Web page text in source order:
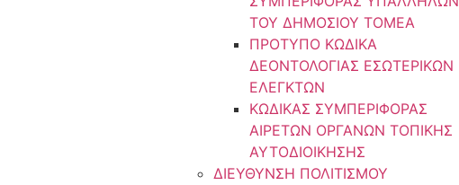
ΤΟΥ ΔΗΜΟΣΙΟΥ ΤΟΜΕΑ
ΠΡΟΤΥΠΟ ΚΩΔΙΚΑ
ΔΕΟΝΤΟΛΟΓΙΑΣ ΕΣΩΤΕΡΙΚΩΝ
ΕΛΕΓΚΤΩΝ
ΚΩΔΙΚΑΣ ΣΥΜΠΕΡΙΦΟΡΑΣ
ΑΙΡΕΤΩΝ ΟΡΓΑΝΩΝ ΤΟΠΙΚΗΣ
ΑΥΤΟΔΙΟΙΚΗΣΗΣ
ΔΙΕΥΘΥΝΣΗ ΠΟΛΙΤΙΣΜΟΥ